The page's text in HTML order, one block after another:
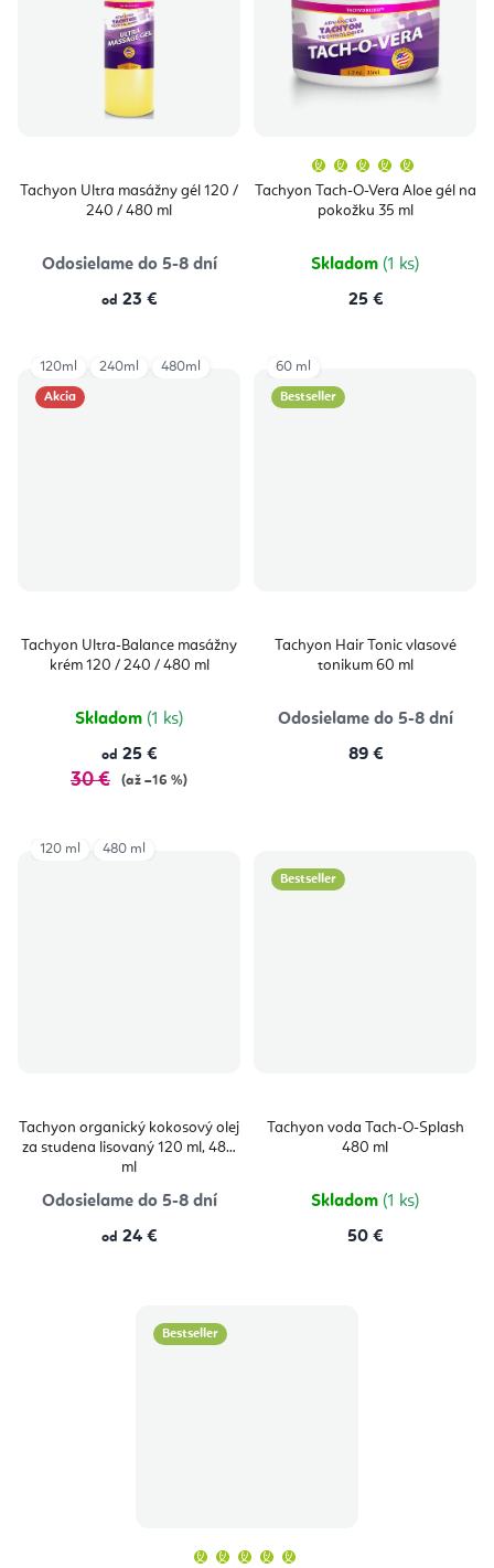
Tachyon Ultra masážny gél 120 /
240 / 480 ml
Odosielame do 5-8 dní
od 23 €
Tachyon Tach-O-Vera Aloe gél na
pokožku 35 ml
produktu
je
Skladom (1 ks)
25 €
Akcia
Tachyon Ultra-Balance masážny
krém 120 / 240 / 480 ml
Skladom (1 ks)
od 25 €
30 € (až –16 %)
120ml 240ml 480ml
Bestseller
Tachyon Hair Tonic vlasové
tonikum 60 ml
Odosielame do 5-8 dní
89 €
60 ml
Tachyon organický kokosový olej
za studena lisovaný 120 ml, 480
ml
Odosielame do 5-8 dní
od 24 €
120 ml 480 ml
Bestseller
Tachyon voda Tach-O-Splash
480 ml
Skladom (1 ks)
50 €
Bestseller